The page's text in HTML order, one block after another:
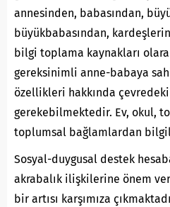
annesinden, babasından,
büyükbabasından,
bilgi toplama kaynakları
gereksinimli anne-babaya
özellikleri hakkında
gerekebilmektedir. Ev, okul,
toplumsal bağlamlardan
Sosyal-duygusal destek
akrabalık ilişkilerine önem
bir artısı karşımıza